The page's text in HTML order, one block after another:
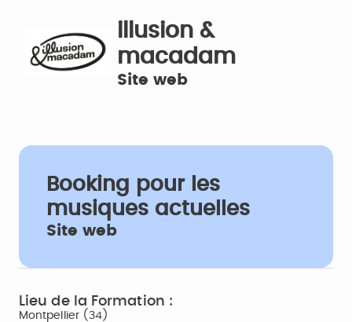
illusion &
macadam
Site web
Booking pour les
musiques actuelles
Site web
Lieu de la Formation :
Montpellier (34)